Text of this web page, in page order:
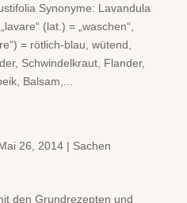
Synonyme: Lavandula
(lat.) = „waschen“,
= rötlich-blau, wütend,
Schwindelkraut, Flander,
Balsam,...
26, 2014| Sachen
den Grundrezepten und